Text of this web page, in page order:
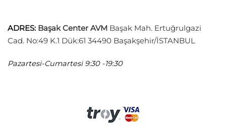
ADRES: Başak Center AVM Başak Mah. Ertuğrulgazi
Cad. No:49 K.1 Dük:61 34490 Başakşehir/İSTANBUL
Pazartesi-Cumartesi 9:30 -19:30